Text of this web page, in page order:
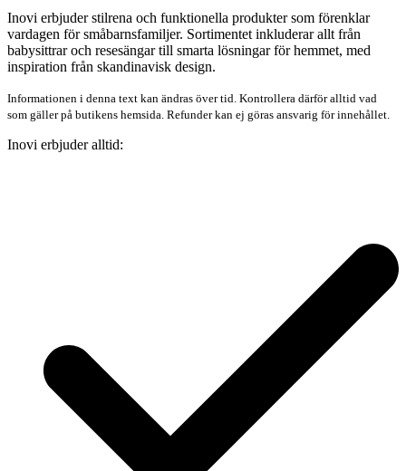
Inovi erbjuder stilrena och funktionella produkter som förenklar
vardagen för småbarnsfamiljer. Sortimentet inkluderar allt från
babysittrar och resesängar till smarta lösningar för hemmet, med
inspiration från skandinavisk design.
Informationen i denna text kan ändras över tid. Kontrollera därför alltid vad
som gäller på butikens hemsida. Refunder kan ej göras ansvarig för innehållet.
Inovi erbjuder alltid: